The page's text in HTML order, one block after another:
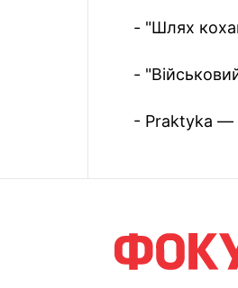
- "Шлях
-
- Praktyka —